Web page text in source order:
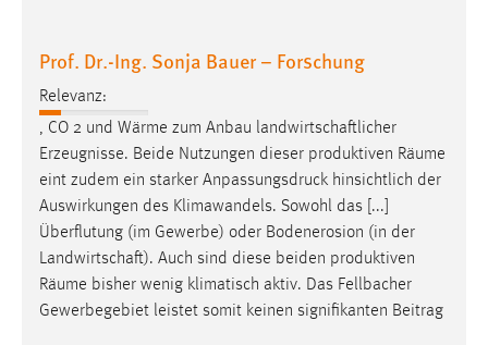
Prof. Dr.-Ing. Sonja Bauer – Forschung
Relevanz:
, CO 2 und Wärme zum Anbau landwirtschaftlicher
Erzeugnisse. Beide Nutzungen dieser produktiven ­ Räume
eint zudem ein starker Anpassungsdruck hinsichtlich der
Auswirkungen des Klimawandels. Sowohl das [...]
Überflutung (im Gewerbe) oder Bodenerosion (in der
Landwirtschaft). Auch sind diese beiden produktiven
Räume bisher wenig klimatisch aktiv. Das Fellbacher
Gewerbegebiet leistet somit keinen signifikanten Beitrag